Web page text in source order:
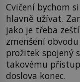
Cvičení bychom
hlavně užívat.
jako je třeba
zmenšení
prožitek spojený
takovému
doslova konec.